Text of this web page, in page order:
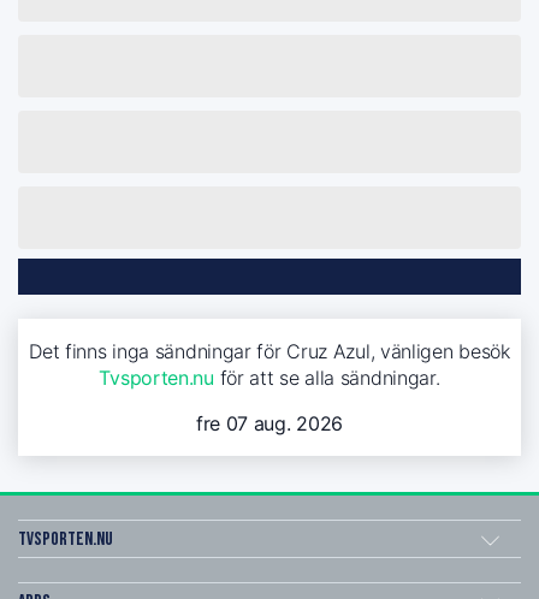
Det finns inga sändningar för Cruz Azul, vänligen besök
Tvsporten.nu för att se alla sändningar.
fre 07 aug. 2026
Tvsporten.nu